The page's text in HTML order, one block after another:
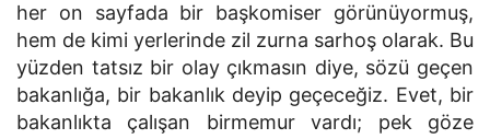
her on sayfada bir başkomiser görünüyormuş,
hem de kimi yerlerinde zil zurna sarhoş olarak. Bu
yüzden tatsız bir olay çıkmasın diye, sözü geçen
bakanlığa, bir bakanlık deyip geçeceğiz. Evet, bir
bakanlıkta çalışan birmemur vardı; pek göze